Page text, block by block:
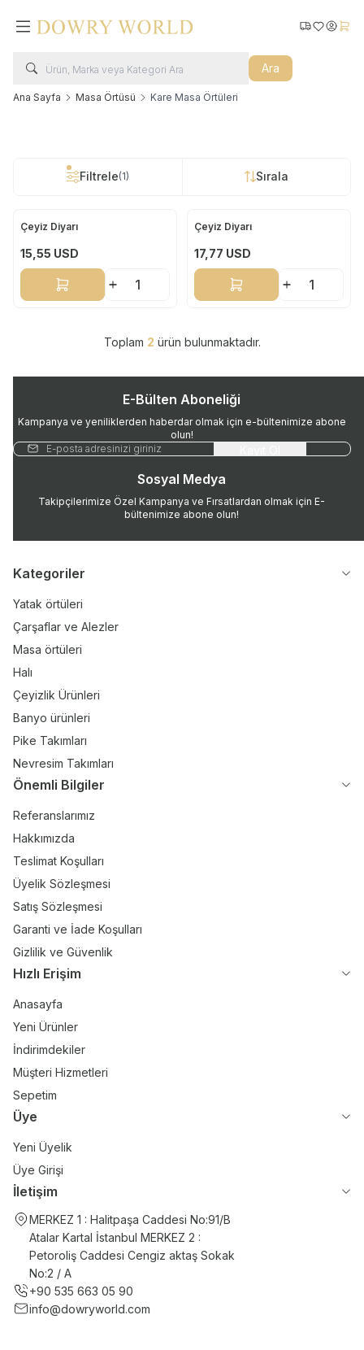
Ara
Kargo Takip
Favorilerim
Ana Sayfa Masa Örtüsü Kare Masa Örtüleri
Filtrele(1) Sırala
Yeni
Çeyiz Diyarı
15,55 USD
Sepete Ekle
Yeni
Çeyiz Diyarı
17,77 USD
Sepete Ekle
Toplam 2 ürün bulunmaktadır.
E-Bülten Aboneliği
Kampanya ve yeniliklerden haberdar olmak için e-bültenimize abone
olun!
Sosyal Medya
Takipçilerimize Özel Kampanya ve Fırsatlardan olmak için E-
bültenimize abone olun!
Kategoriler
Yatak örtüleri
Çarşaflar ve Alezler
Masa örtüleri
Halı
Çeyizlik Ürünleri
Banyo ürünleri
Pike Takımları
Nevresim Takımları
Önemli Bilgiler
Referanslarımız
Hakkımızda
Teslimat Koşulları
Üyelik Sözleşmesi
Satış Sözleşmesi
Garanti ve İade Koşulları
Gizlilik ve Güvenlik
Hızlı Erişim
Anasayfa
Yeni Ürünler
İndirimdekiler
Müşteri Hizmetleri
Sepetim
Üye
Yeni Üyelik
Üye Girişi
İletişim
MERKEZ 1 : Halitpaşa Caddesi No:91/B
Atalar Kartal İstanbul MERKEZ 2 :
Petoroliş Caddesi Cengiz aktaş Sokak
No:2 / A
+90 535 663 05 90
info@dowryworld.com